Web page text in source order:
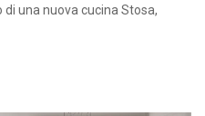
una nuova cucina Stosa,